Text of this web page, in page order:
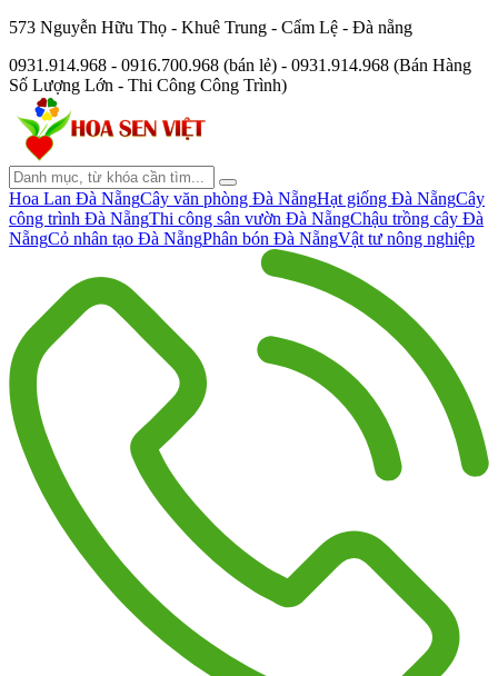
573 Nguyễn Hữu Thọ - Khuê Trung - Cẩm Lệ - Đà nẵng
0931.914.968 - 0916.700.968 (bán lẻ) - 0931.914.968 (Bán Hàng
Số Lượng Lớn - Thi Công Công Trình)
Hoa Lan Đà NẵngCây văn phòng Đà NẵngHạt giống Đà NẵngCây
công trình Đà NẵngThi công sân vườn Đà NẵngChậu trồng cây Đà
NẵngCỏ nhân tạo Đà NẵngPhân bón Đà NẵngVật tư nông nghiệp